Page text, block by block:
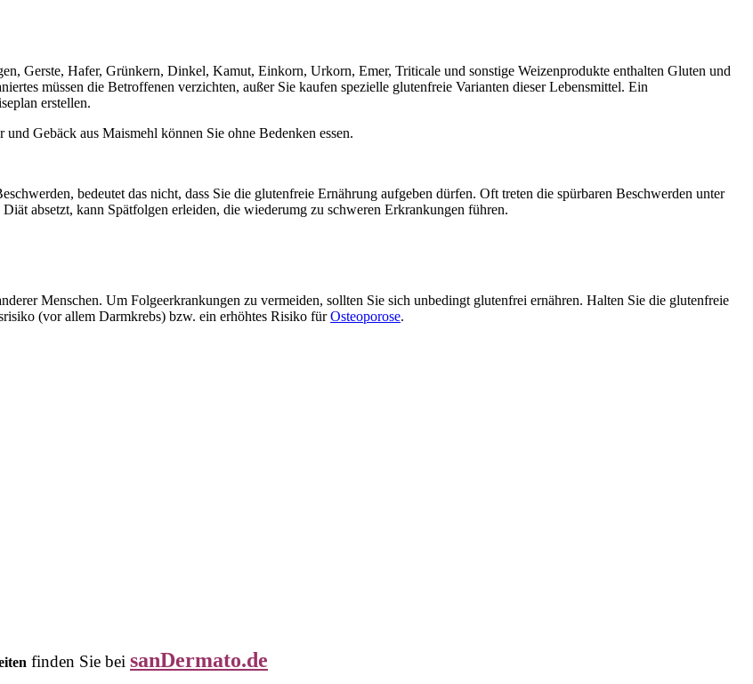
Gerste, Hafer, Grünkern, Dinkel, Kamut, Einkorn, Urkorn, Emer, Triticale und sonstige Weizenprodukte enthalten Gluten und
müssen die Betroffenen verzichten, außer Sie kaufen spezielle glutenfreie Varianten dieser Lebensmittel. Ein
erstellen.
Gebäck aus Maismehl können Sie ohne Bedenken essen.
bedeutet das nicht, dass Sie die glutenfreie Ernährung aufgeben dürfen. Oft treten die spürbaren Beschwerden unter
absetzt, kann Spätfolgen erleiden, die wiederumg zu schweren Erkrankungen führen.
Menschen. Um Folgeerkrankungen zu vermeiden, sollten Sie sich unbedingt glutenfrei ernähren. Halten Sie die glutenfreie
(vor allem Darmkrebs) bzw. ein erhöhtes Risiko fürOsteoporose.
finden Sie bei sanDermato.de